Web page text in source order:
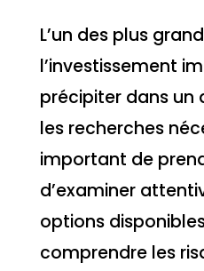
L’un des plus
l’investissement
précipiter dans un
les recherches
important de
d’examiner
options
comprendre les